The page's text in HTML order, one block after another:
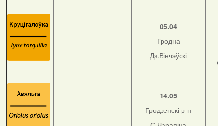
05.04
Гродна
Дз.Вінчэўскі
14.05
Гродзенскі р-н